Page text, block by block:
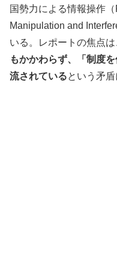
国勢力による情報操作
Manipulation and
いる。レポートの焦点は
もかかわらず、「制度
流されているという矛盾